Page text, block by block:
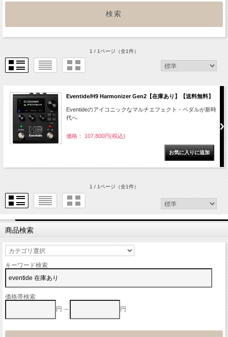
1 / 1ページ（全1件）
Eventide/H9 Harmonizer Gen2【在庫あり】【送料無料】
Eventideのアイコニックなマルチエフェクト・ペダルが新時
代へ
価格： 107,800円(税込)
1 / 1ページ（全1件）
商品検索
キーワード検索
価格帯検索
円 ～
円